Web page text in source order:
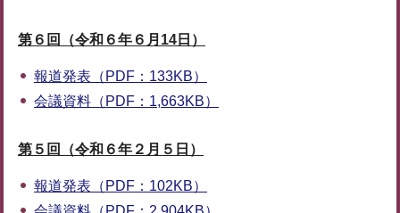
第６回（令和６年６月14日）
報道発表（PDF：133KB）
会議資料（PDF：1,663KB）
第５回（令和６年２月５日）
報道発表（PDF：102KB）